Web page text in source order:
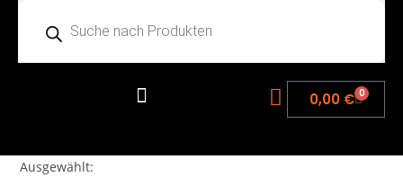
0,00 € 0
Ausgewählt: